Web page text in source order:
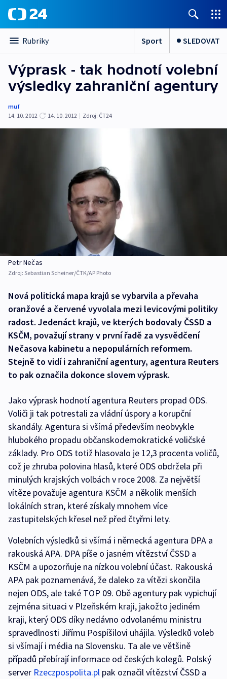
Rubriky Sport SLEDOVAT
Výprask - tak hodnotí volební
výsledky zahraniční agentury
muf
14. 10. 2012
14. 10. 2012 | Zdroj: ČT24
Petr Nečas
Zdroj: Sebastian Scheiner/ČTK/AP Photo
Nová politická mapa krajů se vybarvila a převaha
oranžové a červené vyvolala mezi levicovými politiky
radost. Jedenáct krajů, ve kterých bodovaly ČSSD a
KSČM, považují strany v první řadě za vysvědčení
Nečasova kabinetu a nepopulárních reformem.
Stejně to vidí i zahraniční agentury, agentura Reuters
to pak označila dokonce slovem výprask.
Jako výprask hodnotí agentura Reuters propad ODS.
Voliči ji tak potrestali za vládní úspory a korupční
skandály. Agentura si všímá především neobvykle
hlubokého propadu občanskodemokratické voličské
základy. Pro ODS totiž hlasovalo je 12,3 procenta voličů,
což je zhruba polovina hlasů, které ODS obdržela při
minulých krajských volbách v roce 2008. Za největší
vítěze považuje agentura KSČM a několik menších
lokálních stran, které získaly mnohem více
zastupitelských křesel než před čtyřmi lety.
Volebních výsledků si všímá i německá agentura DPA a
rakouská APA. DPA píše o jasném vítězství ČSSD a
KSČM a upozorňuje na nízkou volební účast. Rakouská
APA pak poznamenává, že daleko za vítězi skončila
nejen ODS, ale také TOP 09. Obě agentury pak vypichují
zejména situaci v Plzeňském kraji, jakožto jediném
kraji, který ODS díky nedávno odvolanému ministru
spravedlnosti Jiřímu Pospíšilovi uhájila. Výsledků voleb
si všímají i média na Slovensku. Ta ale ve většině
případů přebírají informace od českých kolegů. Polský
server Rzeczpospolita.pl pak označil vítězství ČSSD a